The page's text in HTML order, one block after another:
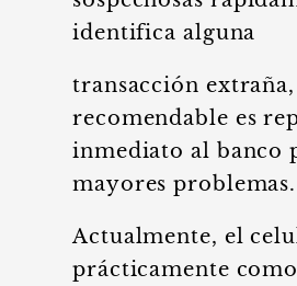
identifica alguna
transacción
recomendable es
inmediato al banco
mayores problemas.
Actualmente, el
prácticamente